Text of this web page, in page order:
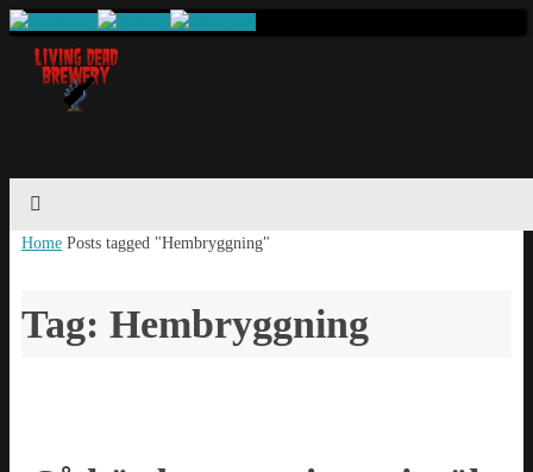
Home Posts tagged "Hembryggning"
Tag: Hembryggning